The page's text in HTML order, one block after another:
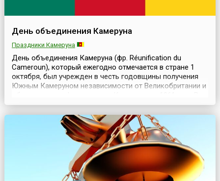
День объединения Камеруна
Праздники Камеруна
День объединения Камеруна (фр. Réunification du
Cameroun), который ежегодно отмечается в стране 1
октября, был учрежден в честь годовщины получения
Южным Камеруном независимости от Великобритании и
результате объединения в октябре 1961 года была
образована Федеративная Республика Камерун, в
которую вошли два государства: бывшая французская